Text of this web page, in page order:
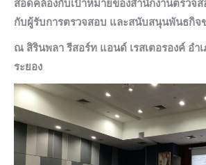
สอดคล้องกับเป้าหมายของสำนักงานตรวจส
กับผู้รับการตรวจสอบ และสนับสนุนพันธกิจ
ณ สิรินพลา รีสอร์ท แอนด์ เรสเตอรองค์ อำ
ระยอง